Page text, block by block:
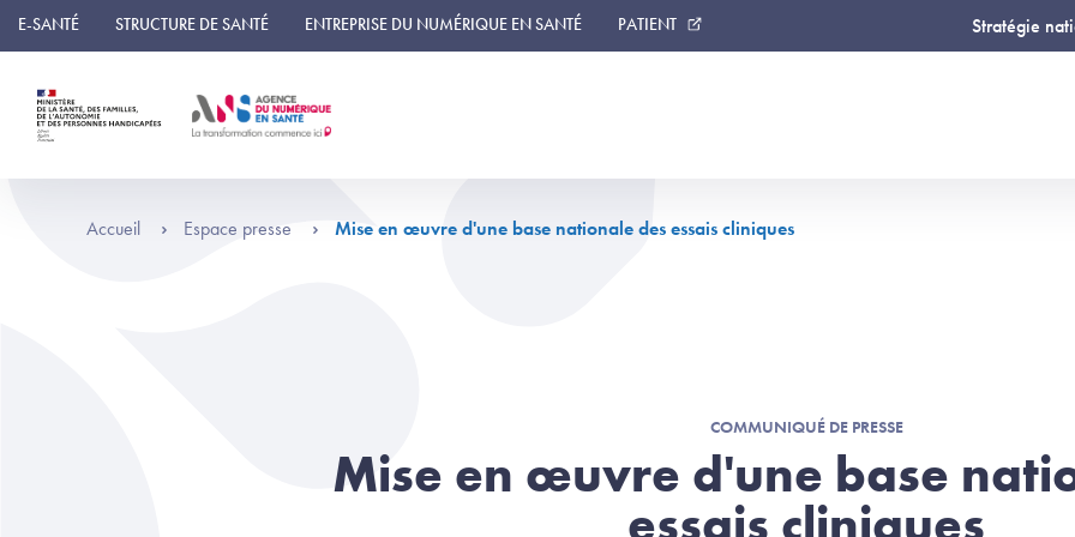
Panneau de gestion des cookies
E-SANTÉ STRUCTURE DE SANTÉ ENTREPRISE DU NUMÉRIQUE EN SANTÉ PATIENT Stratégie
Accueil Espace presse Mise en œuvre d'une base nationale des essais cliniques
COMMUNIQUÉ DE PRESSE
Mise en œuvre d'une base